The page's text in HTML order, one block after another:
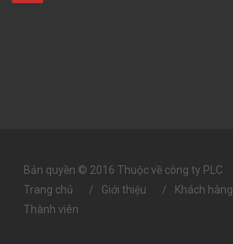
Bản quyền © 2016 Thuộc về công ty PLC
Trang chủ
Giới thiệu Khách hàng
Thành viên